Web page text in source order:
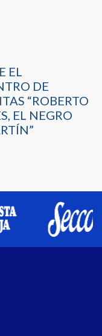
EL
DE
“ROBERTO
EL NEGRO